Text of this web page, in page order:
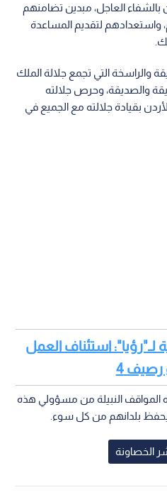
بالشفاء العاجل، مبدين تضامنهم
واستعدادهم لتقديم المساعدة
والراسخة التي تجمع جلالة الملك
والصديقة، وحرص جلالته
بقيادة جلالته مع الجميع في
لـ"رؤيا": استئناف العمل
رصيف 4
المواقف النبيلة من مسؤولي هذه
يحفظ بلدانهم من كل سوء.
الخصاونة